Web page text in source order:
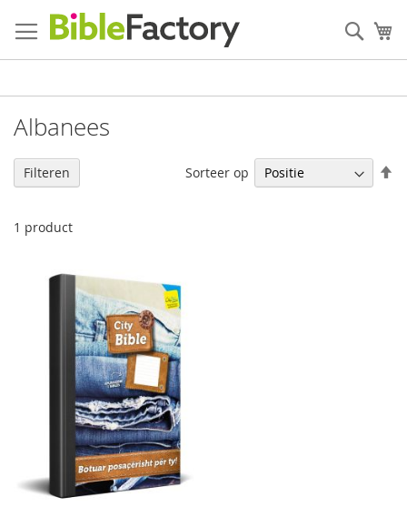
naar
de
inhoud
Zoek
Albanees
1 product
Sorteer op
Filteren